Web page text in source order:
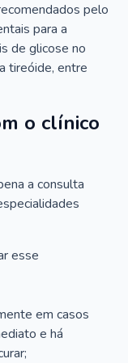
pelo
para a
de glicose no
tireóide, entre
o clínico
a consulta
esse
em casos
e há